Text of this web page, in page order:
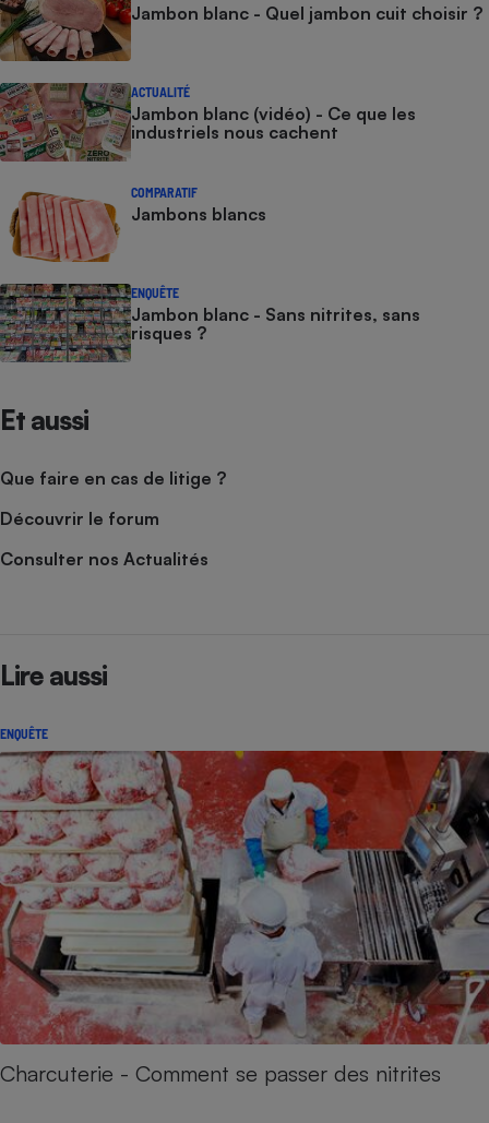
Jambon blanc - Quel jambon cuit choisir ?
ACTUALITÉ
Jambon blanc (vidéo) - Ce que les
industriels nous cachent
COMPARATIF
Jambons blancs
ENQUÊTE
Jambon blanc - Sans nitrites, sans
risques ?
Et aussi
Que faire en cas de litige ?
Découvrir le forum
Consulter nos Actualités
Lire aussi
ENQUÊTE
Charcuterie - Comment se passer des nitrites